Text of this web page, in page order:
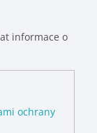
informace o
ochrany